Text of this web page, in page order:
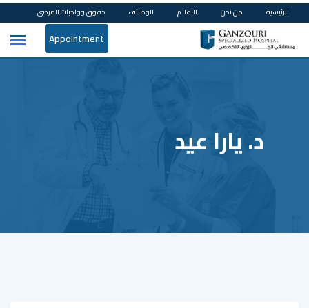
Skip
to
content
الرئيسية من نحن الاعلام الوظائف حقوق وواجبات المرضى
Appointment
د. يارا عيد